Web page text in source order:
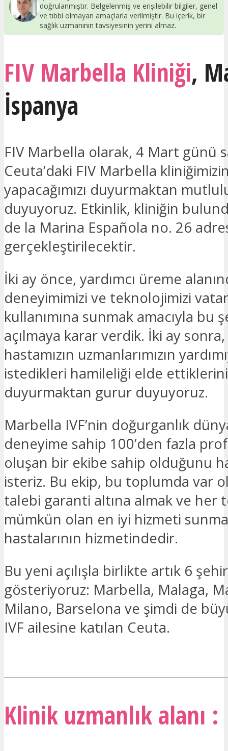
doğrulanmıştır. Belgelenmiş ve erişilebilir bilgiler, genel
ve tıbbi olmayan amaçlarla verilmiştir. Bu içerik, bir
sağlık uzmanının tavsiyesinin yerini almaz.
FIV Marbella Kliniği,
İspanya
FIV Marbella olarak, 4 Mart günü
Ceuta’daki FIV Marbella kliniğimizin
yapacağımızı duyurmaktan
duyuyoruz. Etkinlik, kliniğin
de la Marina Española no. 26
gerçekleştirilecektir.
İki ay önce, yardımcı üreme
deneyimimizi ve teknolojimizi
kullanımına sunmak amacıyla bu
açılmaya karar verdik. İki ay
hastamızın uzmanlarımızın
istedikleri hamileliği elde ettiklerini
duyurmaktan gurur duyuyoruz.
Marbella IVF’nin doğurganlık
deneyime sahip 100’den fazla
oluşan bir ekibe sahip olduğunu
isteriz. Bu ekip, bu toplumda var
talebi garanti altına almak ve her
mümkün olan en iyi hizmeti
hastalarının hizmetindedir.
Bu yeni açılışla birlikte artık 6
gösteriyoruz: Marbella, Malaga,
Milano, Barselona ve şimdi de
IVF ailesine katılan Ceuta.
Klinik uzmanlık alanı :